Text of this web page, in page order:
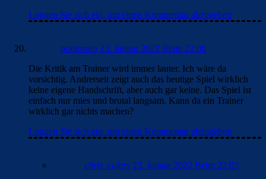
Loggen Sie sich ein, um einen Kommentar abzugeben
pontormo 23. Januar 2022 Beim 22:00
Die Kritik am Trainer wird immer lauter. Ich wäre da
vorsichtig. Andrerseit zeigt auch das heutige Spiel wirklich
keine eigene Handschrift, aber auch gar keine. Das Spiel ist
einfach nur mies und brutal langsam. Kann da ein Trainer
wirklich gar nichts machen?
Loggen Sie sich ein, um einen Kommentar abzugeben
chris_culers 23. Januar 2022 Beim 22:03